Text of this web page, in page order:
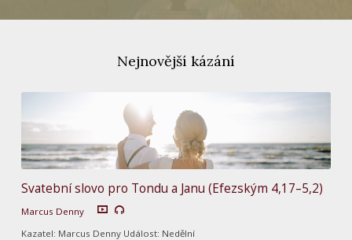
Nejnovější kázání
Svatební slovo pro Tondu a Janu (Efezským 4,17–5,2)
Marcus Denny
Kazatel: Marcus Denny Událost: Nedělní